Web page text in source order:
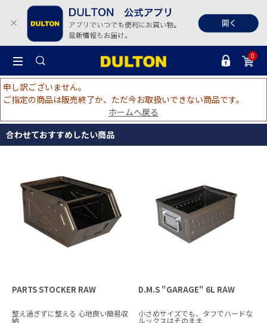
0
申し訳ございません。
ご指定の商品は販売終了か、ただ今お取扱いできない商品です。
ホームへ戻る
合わせておすすめしたい商品
PARTS STOCKER RAW
整え過ぎずに整える 心地良い簡易収
納
D.M.S "GARAGE" 6L RAW
小さめサイズでも、タフでハードな
ルックスはそのまま